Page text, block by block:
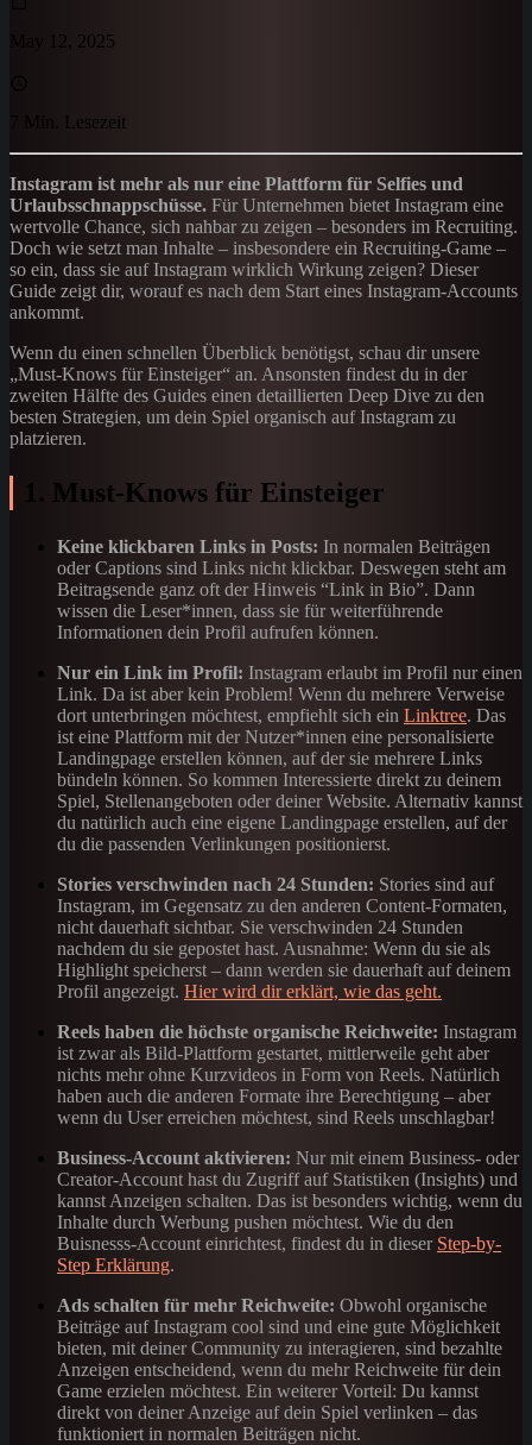
May 12, 2025
7 Min. Lesezeit
Instagram ist mehr als nur eine Plattform für Selfies und
Urlaubsschnappschüsse. Für Unternehmen bietet Instagram eine
wertvolle Chance, sich nahbar zu zeigen – besonders im Recruiting.
Doch wie setzt man Inhalte – insbesondere ein Recruiting-Game –
so ein, dass sie auf Instagram wirklich Wirkung zeigen? Dieser
Guide zeigt dir, worauf es nach dem Start eines Instagram-Accounts
ankommt.
Wenn du einen schnellen Überblick benötigst, schau dir unsere
„Must-Knows für Einsteiger“ an. Ansonsten findest du in der
zweiten Hälfte des Guides einen detaillierten Deep Dive zu den
besten Strategien, um dein Spiel organisch auf Instagram zu
platzieren.
1. Must-Knows für Einsteiger
Keine klickbaren Links in Posts: In normalen Beiträgen
oder Captions sind Links nicht klickbar. Deswegen steht am
Beitragsende ganz oft der Hinweis “Link in Bio”. Dann
wissen die Leser*innen, dass sie für weiterführende
Informationen dein Profil aufrufen können.
Nur ein Link im Profil: Instagram erlaubt im Profil nur einen
Link. Da ist aber kein Problem! Wenn du mehrere Verweise
dort unterbringen möchtest, empfiehlt sich ein Linktree. Das
ist eine Plattform mit der Nutzer*innen eine personalisierte
Landingpage erstellen können, auf der sie mehrere Links
bündeln können. So kommen Interessierte direkt zu deinem
Spiel, Stellenangeboten oder deiner Website. Alternativ kannst
du natürlich auch eine eigene Landingpage erstellen, auf der
du die passenden Verlinkungen positionierst.
Stories verschwinden nach 24 Stunden: Stories sind auf
Instagram, im Gegensatz zu den anderen Content-Formaten,
nicht dauerhaft sichtbar. Sie verschwinden 24 Stunden
nachdem du sie gepostet hast. Ausnahme: Wenn du sie als
Highlight speicherst – dann werden sie dauerhaft auf deinem
Profil angezeigt. Hier wird dir erklärt, wie das geht.
Reels haben die höchste organische Reichweite: Instagram
ist zwar als Bild-Plattform gestartet, mittlerweile geht aber
nichts mehr ohne Kurzvideos in Form von Reels. Natürlich
haben auch die anderen Formate ihre Berechtigung – aber
wenn du User erreichen möchtest, sind Reels unschlagbar!
Business-Account aktivieren: Nur mit einem Business- oder
Creator-Account hast du Zugriff auf Statistiken (Insights) und
kannst Anzeigen schalten. Das ist besonders wichtig, wenn du
Inhalte durch Werbung pushen möchtest. Wie du den
Buisnesss-Account einrichtest, findest du in dieser Step-by-
Step Erklärung.
Ads schalten für mehr Reichweite: Obwohl organische
Beiträge auf Instagram cool sind und eine gute Möglichkeit
bieten, mit deiner Community zu interagieren, sind bezahlte
Anzeigen entscheidend, wenn du mehr Reichweite für dein
Game erzielen möchtest. Ein weiterer Vorteil: Du kannst
direkt von deiner Anzeige auf dein Spiel verlinken – das
funktioniert in normalen Beiträgen nicht.